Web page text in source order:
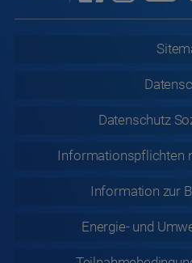
Datenschutz
Informationspflichten
Information zur
Energie- und